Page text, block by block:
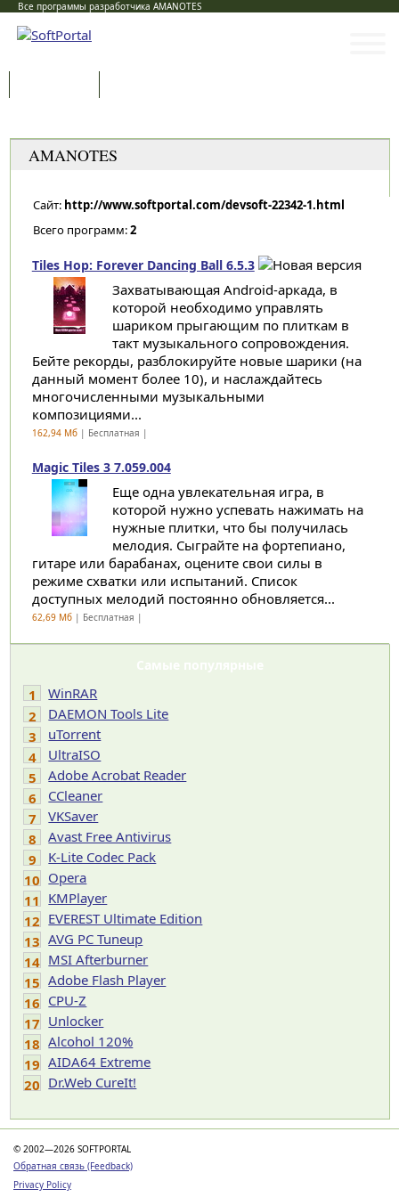
Все программы разработчика AMANOTES
AMANOTES
Сайт: http://www.softportal.com/devsoft-22342-1.html
Всего программ:2
Tiles Hop: Forever Dancing Ball 6.5.3
Захватывающая Android-аркада, в
которой необходимо управлять
шариком прыгающим по плиткам в
такт музыкального сопровождения.
Бейте рекорды, разблокируйте новые шарики (на
данный момент более 10), и наслаждайтесь
многочисленными музыкальными
композициями...
162,94 Мб| Бесплатная |
Magic Tiles 3 7.059.004
Еще одна увлекательная игра, в
которой нужно успевать нажимать на
нужные плитки, что бы получилась
мелодия. Сыграйте на фортепиано,
гитаре или барабанах, оцените свои силы в
режиме схватки или испытаний. Список
доступных мелодий постоянно обновляется...
62,69 Мб| Бесплатная |
Самые популярные
1
WinRAR
2
DAEMON Tools Lite
3
uTorrent
4
UltraISO
5
Adobe Acrobat Reader
6
CCleaner
7
VKSaver
8
Avast Free Antivirus
9
K-Lite Codec Pack
10 Opera
11 KMPlayer
12 EVEREST Ultimate Edition
13 AVG PC Tuneup
14 MSI Afterburner
15 Adobe Flash Player
16 CPU-Z
17 Unlocker
18 Alcohol 120%
19 AIDA64 Extreme
20 Dr.Web CureIt!
© 2002—2026 SOFTPORTAL
Обратная связь (Feedback)
Privacy Policy